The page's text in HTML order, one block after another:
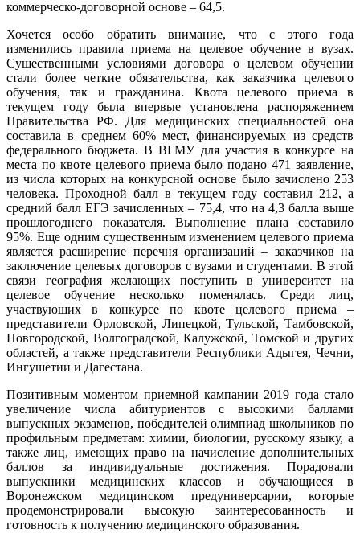
коммерческо-договорной основе – 64,5.
Хочется особо обратить внимание, что с этого года
изменились правила приема на целевое обучение в вузах.
Существенными условиями договора о целевом обучении
стали более четкие обязательства, как заказчика целевого
обучения, так и гражданина. Квота целевого приема в
текущем году была впервые установлена распоряжением
Правительства РФ. Для медицинских специальностей она
составила в среднем 60% мест, финансируемых из средств
федерального бюджета. В ВГМУ для участия в конкурсе на
места по квоте целевого приема было подано 471 заявление,
из числа которых на конкурсной основе было зачислено 253
человека. Проходной балл в текущем году составил 212, а
средний балл ЕГЭ зачисленных – 75,4, что на 4,3 балла выше
прошлогоднего показателя. Выполнение плана составило
95%. Еще одним существенным изменением целевого приема
является расширение перечня организаций – заказчиков на
заключение целевых договоров с вузами и студентами. В этой
связи география желающих поступить в университет на
целевое обучение несколько поменялась. Среди лиц,
участвующих в конкурсе по квоте целевого приема –
представители Орловской, Липецкой, Тульской, Тамбовской,
Новгородской, Волгоградской, Калужской, Томской и других
областей, а также представители Республики Адыгея, Чечни,
Ингушетии и Дагестана.
Позитивным моментом приемной кампании 2019 года стало
увеличение числа абитуриентов с высокими баллами
выпускных экзаменов, победителей олимпиад школьников по
профильным предметам: химии, биологии, русскому языку, а
также лиц, имеющих право на начисление дополнительных
баллов за индивидуальные достижения. Порадовали
выпускники медицинских классов и обучающиеся в
Воронежском медицинском предуниверсарии, которые
продемонстрировали высокую заинтересованность и
готовность к получению медицинского образования.